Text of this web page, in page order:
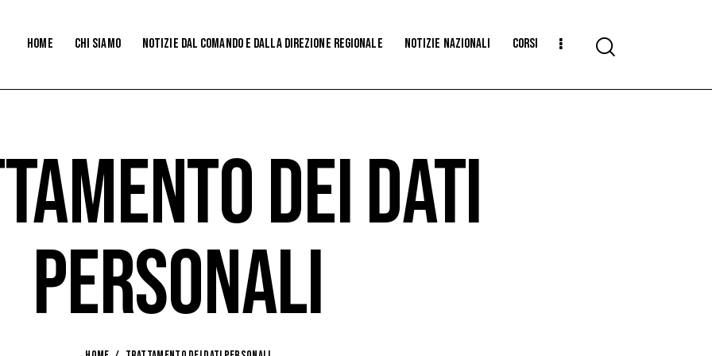
Home CHI SIAMO NOTIZIE DaL COMANDO e dalla direzione regionale Notizie Nazionali CORSI
DEI DATI
PERSONALI